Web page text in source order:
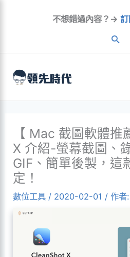
容
不想錯過內容？→
【 Mac 截圖軟體
X 介紹-螢幕截圖、
GIF、簡單後製，這
定！
數位工具 / 2020-02-01 / 作